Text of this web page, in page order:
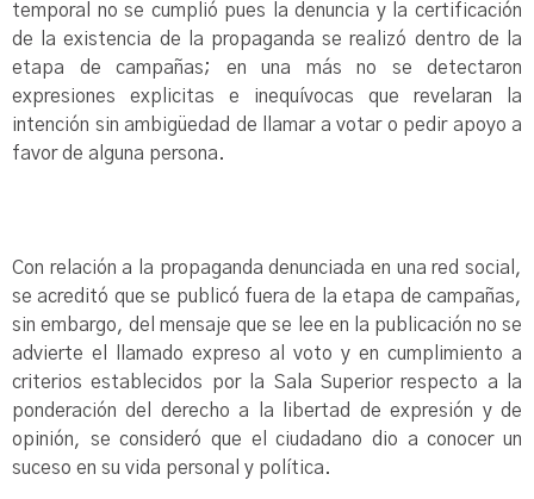
temporal no se cumplió pues la denuncia y la certificación
de la existencia de la propaganda se realizó dentro de la
etapa de campañas; en una más no se detectaron
expresiones explicitas e inequívocas que revelaran la
intención sin ambigüedad de llamar a votar o pedir apoyo a
favor de alguna persona.
Con relación a la propaganda denunciada en una red social,
se acreditó que se publicó fuera de la etapa de campañas,
sin embargo, del mensaje que se lee en la publicación no se
advierte el llamado expreso al voto y en cumplimiento a
criterios establecidos por la Sala Superior respecto a la
ponderación del derecho a la libertad de expresión y de
opinión, se consideró que el ciudadano dio a conocer un
suceso en su vida personal y política.